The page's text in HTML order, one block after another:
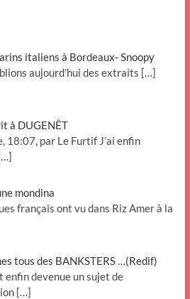
italiens à Bordeaux- Snoopy
aujourd’hui des extraits […]
à DUGENÊT
18:07, par Le Furtif J’ai enfin
mondina
français ont vu dans Riz Amer à la
tous des BANKSTERS …(Redif)
enfin devenue un sujet de
[…]